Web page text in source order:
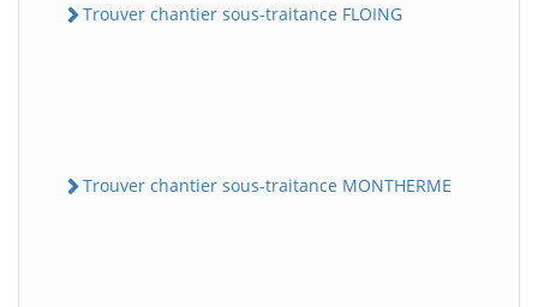
Trouver chantier sous-traitance FLOING
Trouver chantier sous-traitance MONTHERME